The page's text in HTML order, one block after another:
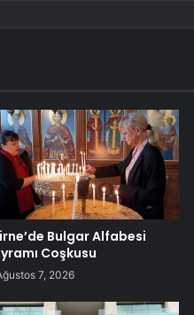
Bulgar Alfabesi
Coşkusu
7, 2026